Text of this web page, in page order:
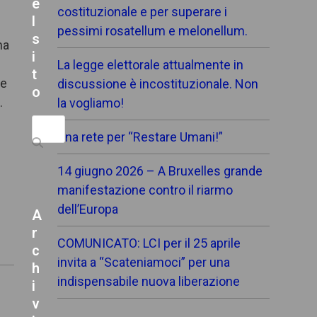
costituzionale e per superare i
pessimi rosatellum e melonellum.
La legge elettorale attualmente in
discussione è incostituzionale. Non
la vogliamo!
Una rete per “Restare Umani!”
14 giugno 2026 – A Bruxelles grande
manifestazione contro il riarmo
dell’Europa
COMUNICATO: LCI per il 25 aprile
invita a “Scateniamoci” per una
indispensabile nuova liberazione
e
s
i
t
o
Search
A
r
c
h
i
v